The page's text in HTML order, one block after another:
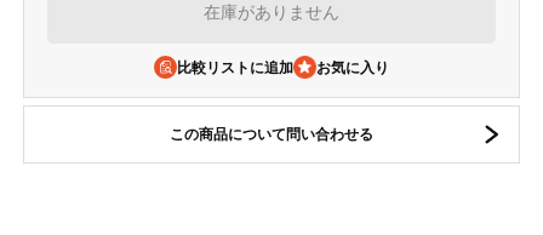
在庫がありません
比較リストに追加
この商品について問い合わせる